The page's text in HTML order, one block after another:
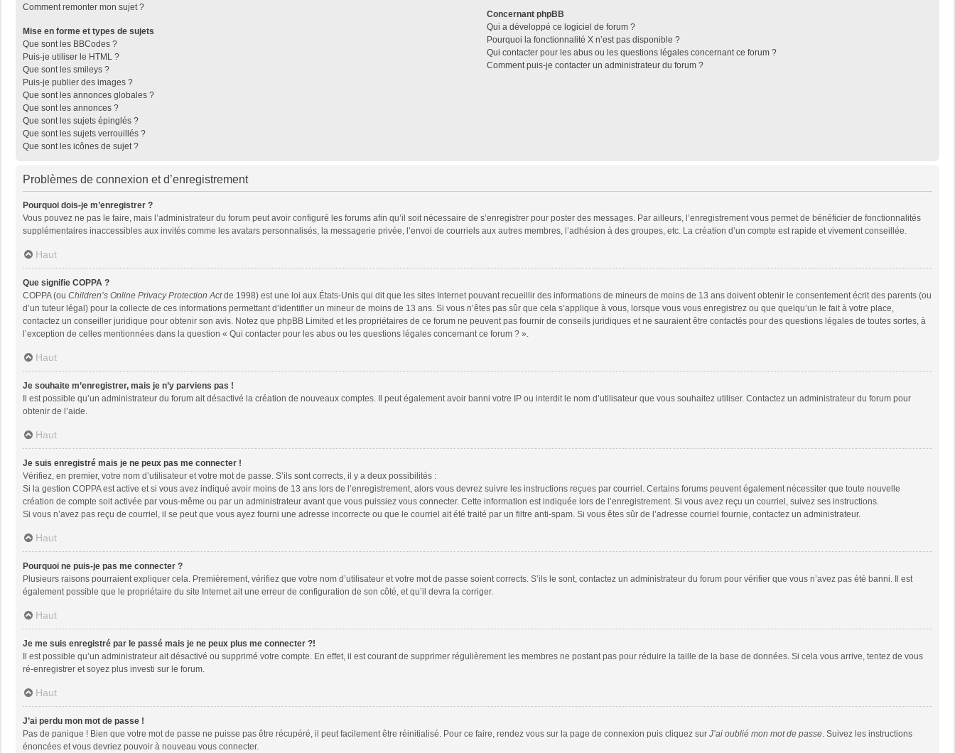
Comment remonter mon sujet ?
Mise en forme et types de sujets
Que sont les BBCodes ?
Puis-je utiliser le HTML ?
Que sont les smileys ?
Puis-je publier des images ?
Que sont les annonces globales ?
Que sont les annonces ?
Que sont les sujets épinglés ?
Que sont les sujets verrouillés ?
Que sont les icônes de sujet ?
Concernant phpBB
Qui a développé ce logiciel de forum ?
Pourquoi la fonctionnalité X n’est pas disponible ?
Qui contacter pour les abus ou les questions légales concernant ce forum ?
Comment puis-je contacter un administrateur du forum ?
Problèmes de connexion et d’enregistrement
Pourquoi dois-je m’enregistrer ?
Vous pouvez ne pas le faire, mais l’administrateur du forum peut avoir configuré les forums afin qu’il soit nécessaire de s’enregistrer pour poster des messages. Par ailleurs, l’enregistrement vous permet de bénéficier de fonctionnalités
supplémentaires inaccessibles aux invités comme les avatars personnalisés, la messagerie privée, l’envoi de courriels aux autres membres, l’adhésion à des groupes, etc. La création d’un compte est rapide et vivement conseillée.
Haut
Que signifie COPPA ?
COPPA (ou Children’s Online Privacy Protection Actde 1998) est une loi aux États-Unis qui dit que les sites Internet pouvant recueillir des informations de mineurs de moins de 13 ans doivent obtenir le consentement écrit des parents (ou
d’un tuteur légal) pour la collecte de ces informations permettant d’identifier un mineur de moins de 13 ans. Si vous n’êtes pas sûr que cela s’applique à vous, lorsque vous vous enregistrez ou que quelqu’un le fait à votre place,
contactez un conseiller juridique pour obtenir son avis. Notez que phpBB Limited et les propriétaires de ce forum ne peuvent pas fournir de conseils juridiques et ne sauraient être contactés pour des questions légales de toutes sortes, à
l’exception de celles mentionnées dans la question « Qui contacter pour les abus ou les questions légales concernant ce forum ? ».
Haut
Je souhaite m’enregistrer, mais je n’y parviens pas !
Il est possible qu’un administrateur du forum ait désactivé la création de nouveaux comptes. Il peut également avoir banni votre IP ou interdit le nom d’utilisateur que vous souhaitez utiliser. Contactez un administrateur du forum pour
obtenir de l’aide.
Haut
Je suis enregistré mais je ne peux pas me connecter !
Vérifiez, en premier, votre nom d’utilisateur et votre mot de passe. S’ils sont corrects, il y a deux possibilités :
Si la gestion COPPA est active et si vous avez indiqué avoir moins de 13 ans lors de l’enregistrement, alors vous devrez suivre les instructions reçues par courriel. Certains forums peuvent également nécessiter que toute nouvelle
création de compte soit activée par vous-même ou par un administrateur avant que vous puissiez vous connecter. Cette information est indiquée lors de l’enregistrement. Si vous avez reçu un courriel, suivez ses instructions.
Si vous n’avez pas reçu de courriel, il se peut que vous ayez fourni une adresse incorrecte ou que le courriel ait été traité par un filtre anti-spam. Si vous êtes sûr de l’adresse courriel fournie, contactez un administrateur.
Haut
Pourquoi ne puis-je pas me connecter ?
Plusieurs raisons pourraient expliquer cela. Premièrement, vérifiez que votre nom d’utilisateur et votre mot de passe soient corrects. S’ils le sont, contactez un administrateur du forum pour vérifier que vous n’avez pas été banni. Il est
également possible que le propriétaire du site Internet ait une erreur de configuration de son côté, et qu’il devra la corriger.
Haut
Je me suis enregistré par le passé mais je ne peux plus me connecter ?!
Il est possible qu’un administrateur ait désactivé ou supprimé votre compte. En effet, il est courant de supprimer régulièrement les membres ne postant pas pour réduire la taille de la base de données. Si cela vous arrive, tentez de vous
ré-enregistrer et soyez plus investi sur le forum.
Haut
J’ai perdu mon mot de passe !
Pas de panique ! Bien que votre mot de passe ne puisse pas être récupéré, il peut facilement être réinitialisé. Pour ce faire, rendez vous sur la page de connexion puis cliquez sur J’ai oublié mon mot de passe. Suivez les instructions
énoncées et vous devriez pouvoir à nouveau vous connecter.